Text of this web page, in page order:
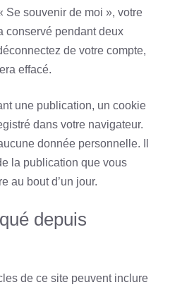
Se souvenir de moi », votre
conservé pendant deux
de votre compte,
effacé.
une publication, un cookie
dans votre navigateur.
donnée personnelle. Il
la publication que vous
au bout d’un jour.
depuis
de ce site peuvent inclure